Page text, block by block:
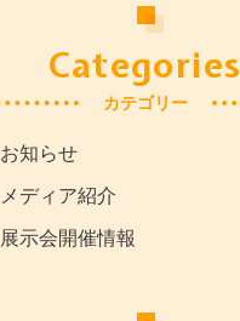
Categories
カテゴリー
お知らせ
メディア紹介
展示会開催情報